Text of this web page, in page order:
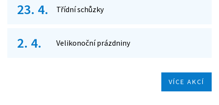
23. 4. Třídní schůzky
2. 4. Velikonoční prázdniny
VÍCE AKCÍ